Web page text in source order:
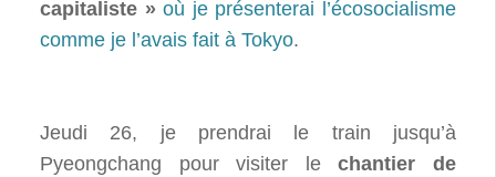
capitaliste » où je présenterai l’écosocialisme
comme je l’avais fait à Tokyo.
Jeudi 26, je prendrai le train jusqu’à
Pyeongchang pour visiter lechantier de